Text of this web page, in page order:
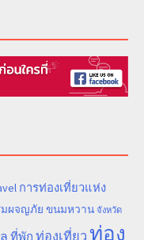
การท่องเที่ยวแห่ง
มผจญภัย ขนมหวาน จังหวัด
ที่พัก ท่องเที่ยวท่อง